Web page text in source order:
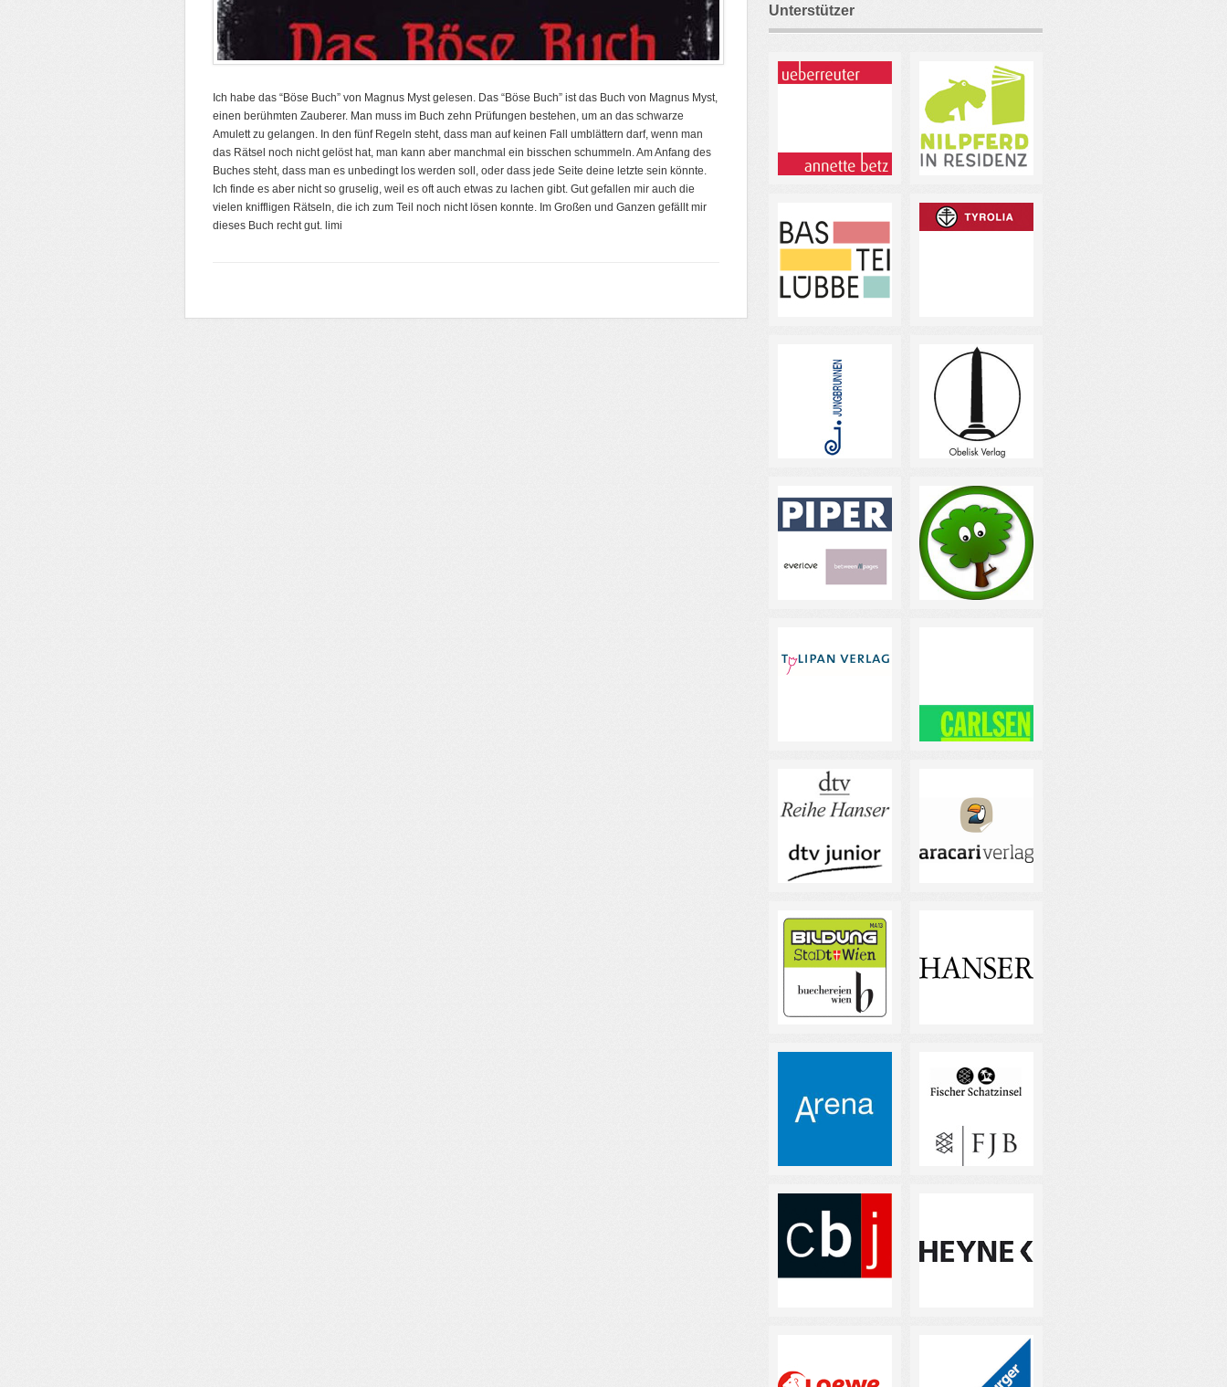
Ich habe das “Böse Buch” von Magnus Myst gelesen. Das “Böse Buch” ist das Buch von Magnus Myst,
einen berühmten Zauberer. Man muss im Buch zehn Prüfungen bestehen, um an das schwarze
Amulett zu gelangen. In den fünf Regeln steht, dass man auf keinen Fall umblättern darf, wenn man
das Rätsel noch nicht gelöst hat, man kann aber manchmal ein bisschen schummeln. Am Anfang des
Buches steht, dass man es unbedingt los werden soll, oder dass jede Seite deine letzte sein könnte.
Ich finde es aber nicht so gruselig, weil es oft auch etwas zu lachen gibt. Gut gefallen mir auch die
vielen kniffligen Rätseln, die ich zum Teil noch nicht lösen konnte. Im Großen und Ganzen gefällt mir
dieses Buch recht gut. limi
Unterstützer